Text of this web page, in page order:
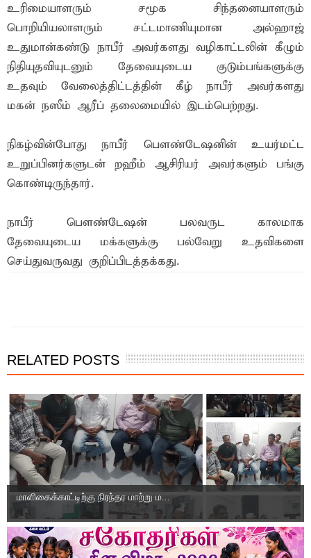
உரிமையாளரும் சமூக சிந்தனையாளரும்
பொறியியலாளரும் சட்டமாணியுமான அல்ஹாஜ்
உதுமான்கண்டு நாபீர் அவர்களது வழிகாட்டலின் கீழும்
நிதியுதவியுடனும் தேவையுடைய குடும்பங்களுக்கு
உதவும் வேலைத்திட்டத்தின் கீழ் நாபீர் அவர்களது
மகன் நஸீம் ஆரீப் தலைமையில் இடம்பெற்றது.
நிகழ்வின்போது நாபீர் பௌண்டேஷனின் உயர்மட்ட
உறுப்பினர்களுடன் றஹீம் ஆசிரியர் அவர்களும் பங்கு
கொண்டிருந்தார்.
நாபீர் பௌண்டேஷன் பலவருட காலமாக
தேவையுடைய மக்களுக்கு பல்வேறு உதவிகளை
செய்துவருவது குறிப்பிடத்தக்கது.
RELATED POSTS
மாளிகைக்காட்டிற்கு நிரந்தர மாற்று ம...